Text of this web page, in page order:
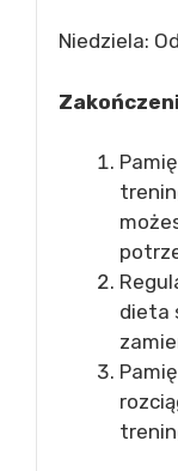
Niedziela:
dieta